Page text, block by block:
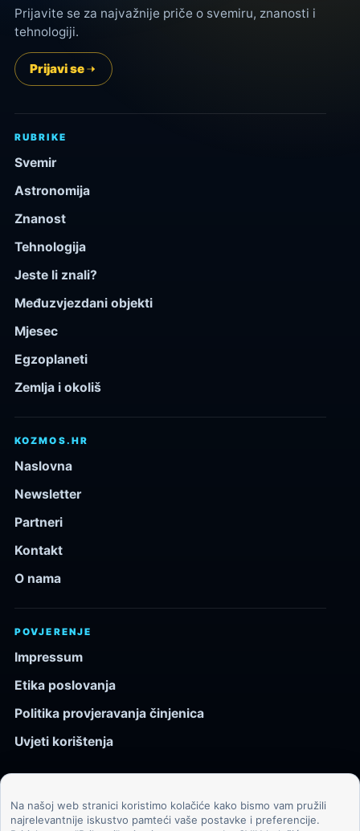
Prijavite se za najvažnije priče o svemiru, znanosti i
tehnologiji.
Prijavi se
RUBRIKE
Svemir
Astronomija
Znanost
Tehnologija
Jeste li znali?
Međuzvjezdani objekti
Mjesec
Egzoplaneti
Zemlja i okoliš
KOZMOS.HR
Naslovna
Newsletter
Partneri
Kontakt
O nama
POVJERENJE
Impressum
Etika poslovanja
Politika provjeravanja činjenica
Uvjeti korištenja
© 2026 Kozmos.hr. Sva prava pridržana.
Na našoj web stranici koristimo kolačiće kako bismo vam pružili
najrelevantnije iskustvo pamteći vaše postavke i preferencije.